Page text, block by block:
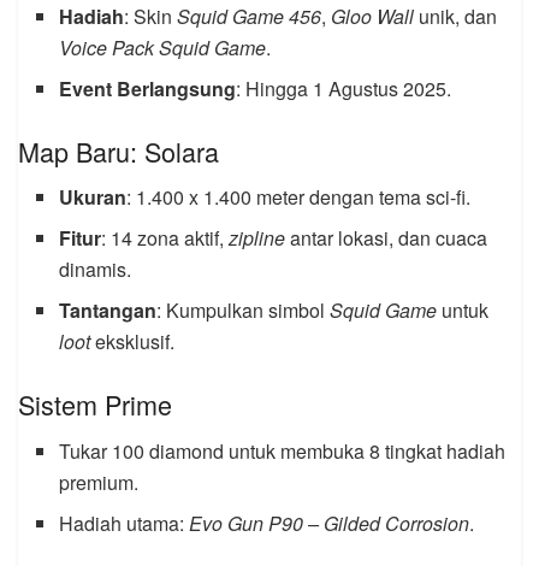
Hadiah: SkinSquid Game 456, Gloo Wall unik, dan
Voice Pack Squid Game.
Event Berlangsung: Hingga 1 Agustus 2025.
Map Baru: Solara
Ukuran: 1.400 x 1.400 meter dengan tema sci-fi.
Fitur: 14 zona aktif,ziplineantar lokasi, dan cuaca
dinamis.
Tantangan: Kumpulkan simbolSquid Game untuk
looteksklusif.
Sistem Prime
Tukar 100 diamond untuk membuka 8 tingkat hadiah
premium.
Hadiah utama:Evo Gun P90 – Gilded Corrosion.